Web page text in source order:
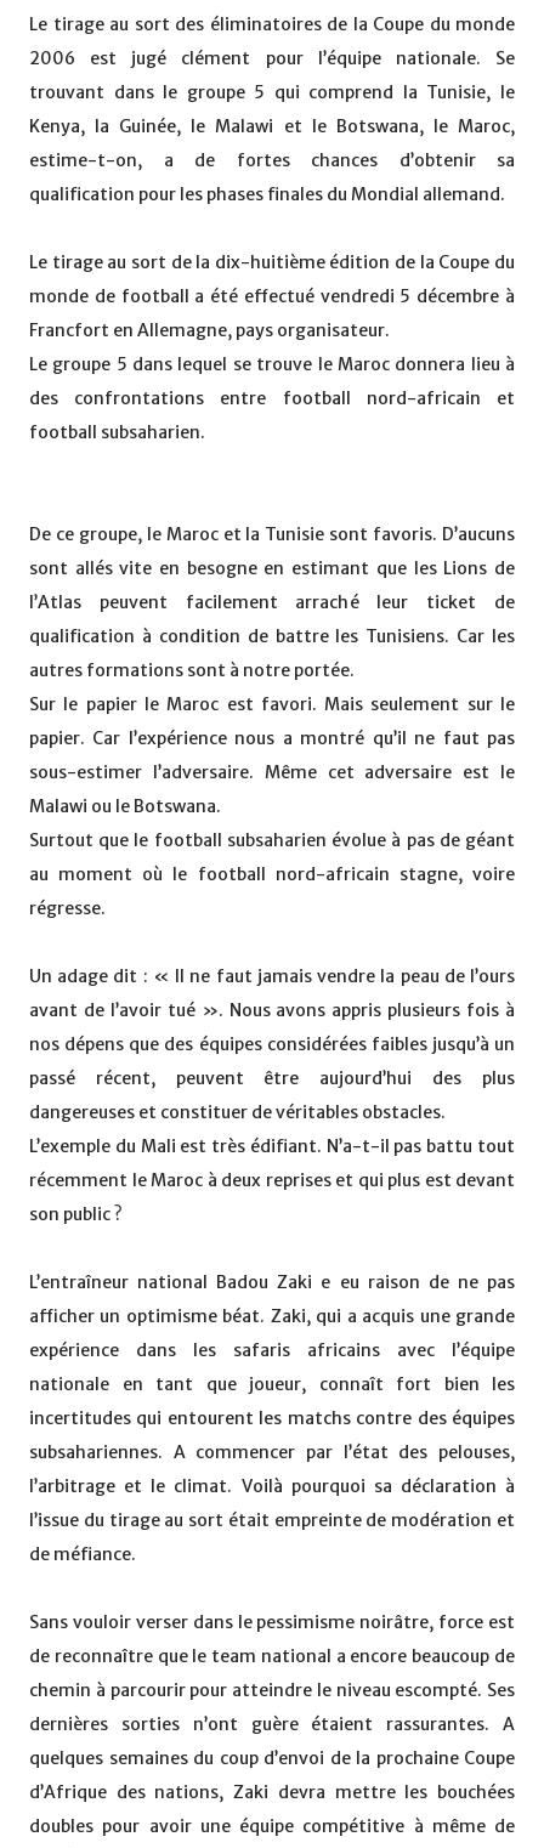
Le tirage au sort des éliminatoires de la Coupe du monde
2006 est jugé clément pour l’équipe nationale. Se
trouvant dans le groupe 5 qui comprend la Tunisie, le
Kenya, la Guinée, le Malawi et le Botswana, le Maroc,
estime-t-on, a de fortes chances d’obtenir sa
qualification pour les phases finales du Mondial allemand.
Le tirage au sort de la dix-huitième édition de la Coupe du
monde de football a été effectué vendredi 5 décembre à
Francfort en Allemagne, pays organisateur.
Le groupe 5 dans lequel se trouve le Maroc donnera lieu à
des confrontations entre football nord-africain et
football subsaharien.
De ce groupe, le Maroc et la Tunisie sont favoris. D’aucuns
sont allés vite en besogne en estimant que les Lions de
l’Atlas peuvent facilement arraché leur ticket de
qualification à condition de battre les Tunisiens. Car les
autres formations sont à notre portée.
Sur le papier le Maroc est favori. Mais seulement sur le
papier. Car l’expérience nous a montré qu’il ne faut pas
sous-estimer l’adversaire. Même cet adversaire est le
Malawi ou le Botswana.
Surtout que le football subsaharien évolue à pas de géant
au moment où le football nord-africain stagne, voire
régresse.
Un adage dit : « Il ne faut jamais vendre la peau de l’ours
avant de l’avoir tué ». Nous avons appris plusieurs fois à
nos dépens que des équipes considérées faibles jusqu’à un
passé récent, peuvent être aujourd’hui des plus
dangereuses et constituer de véritables obstacles.
L’exemple du Mali est très édifiant. N’a-t-il pas battu tout
récemment le Maroc à deux reprises et qui plus est devant
son public ?
L’entraîneur national Badou Zaki e eu raison de ne pas
afficher un optimisme béat. Zaki, qui a acquis une grande
expérience dans les safaris africains avec l’équipe
nationale en tant que joueur, connaît fort bien les
incertitudes qui entourent les matchs contre des équipes
subsahariennes. A commencer par l’état des pelouses,
l’arbitrage et le climat. Voilà pourquoi sa déclaration à
l’issue du tirage au sort était empreinte de modération et
de méfiance.
Sans vouloir verser dans le pessimisme noirâtre, force est
de reconnaître que le team national a encore beaucoup de
chemin à parcourir pour atteindre le niveau escompté. Ses
dernières sorties n’ont guère étaient rassurantes. A
quelques semaines du coup d’envoi de la prochaine Coupe
d’Afrique des nations, Zaki devra mettre les bouchées
doubles pour avoir une équipe compétitive à même de